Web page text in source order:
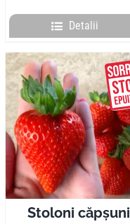
Detalii
Stoloni căpșuni